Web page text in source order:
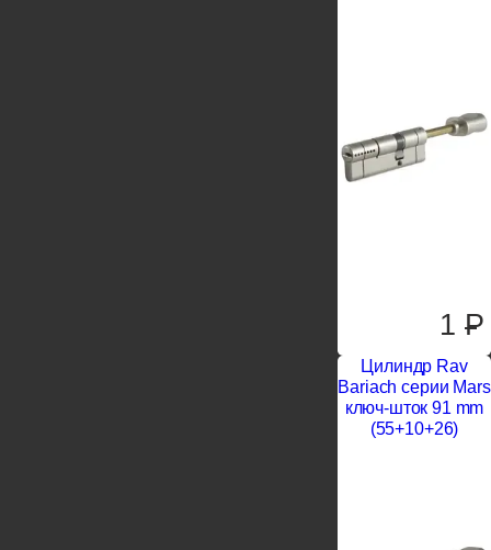
1P
Цилиндр Rav
Bariach серии Mars
ключ-шток 91 mm
(55+10+26)